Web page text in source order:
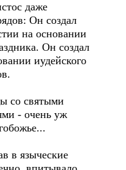
даже
Он создал
на основании
Он создал
иудейского
со святыми
- очень уж
в языческие